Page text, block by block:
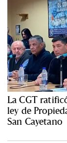
La CGT
ley de
San Cayetano